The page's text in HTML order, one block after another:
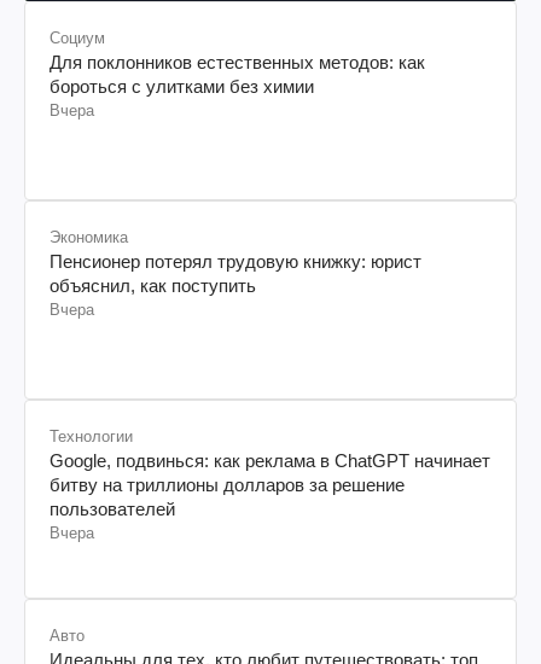
Социум
Для поклонников естественных методов: как
бороться с улитками без химии
Вчера
Экономика
Пенсионер потерял трудовую книжку: юрист
объяснил, как поступить
Вчера
Технологии
Google, подвинься: как реклама в ChatGPT начинает
битву на триллионы долларов за решение
пользователей
Вчера
Авто
Идеальны для тех, кто любит путешествовать: топ